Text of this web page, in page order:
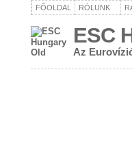
FŐOLDAL RÓLUNK
ESC
Az